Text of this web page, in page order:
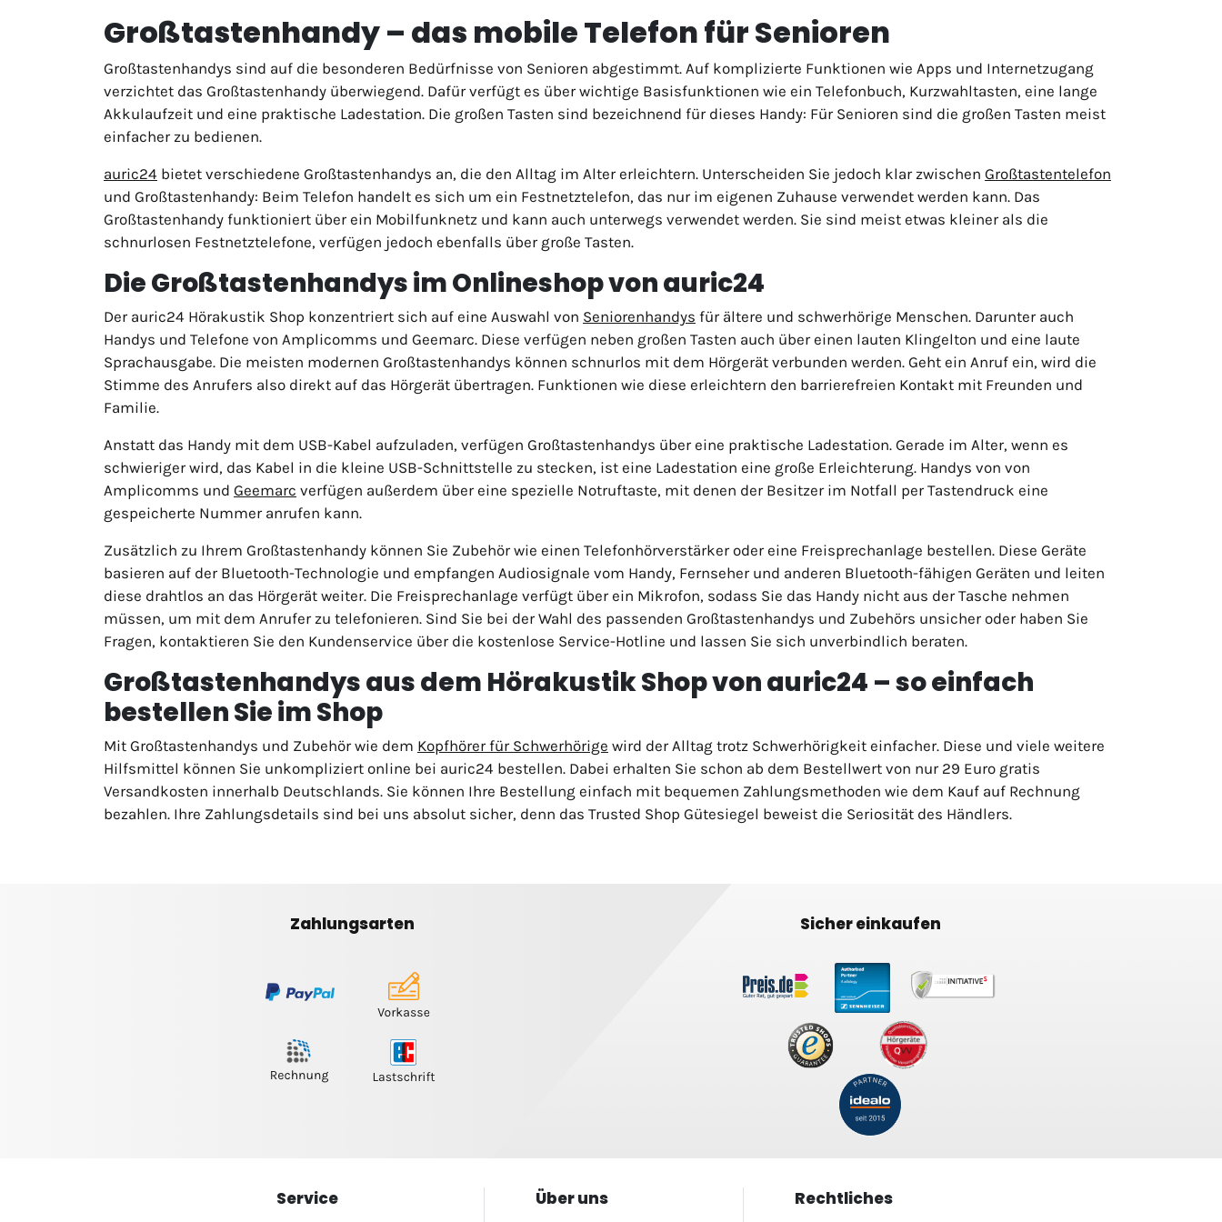
Großtastenhandy – das mobile Telefon für Senioren
Großtastenhandys sind auf die besonderen Bedürfnisse von Senioren abgestimmt. Auf komplizierte Funktionen wie Apps und Internetzugang
verzichtet das Großtastenhandy überwiegend. Dafür verfügt es über wichtige Basisfunktionen wie ein Telefonbuch, Kurzwahltasten, eine lange
Akkulaufzeit und eine praktische Ladestation. Die großen Tasten sind bezeichnend für dieses Handy: Für Senioren sind die großen Tasten meist
einfacher zu bedienen.
auric24 bietet verschiedene Großtastenhandys an, die den Alltag im Alter erleichtern. Unterscheiden Sie jedoch klar zwischen Großtastentelefon
und Großtastenhandy: Beim Telefon handelt es sich um ein Festnetztelefon, das nur im eigenen Zuhause verwendet werden kann. Das
Großtastenhandy funktioniert über ein Mobilfunknetz und kann auch unterwegs verwendet werden. Sie sind meist etwas kleiner als die
schnurlosen Festnetztelefone, verfügen jedoch ebenfalls über große Tasten.
Die Großtastenhandys im Onlineshop von auric24
Der auric24 Hörakustik Shop konzentriert sich auf eine Auswahl von Seniorenhandys für ältere und schwerhörige Menschen. Darunter auch
Handys und Telefone von Amplicomms und Geemarc. Diese verfügen neben großen Tasten auch über einen lauten Klingelton und eine laute
Sprachausgabe. Die meisten modernen Großtastenhandys können schnurlos mit dem Hörgerät verbunden werden. Geht ein Anruf ein, wird die
Stimme des Anrufers also direkt auf das Hörgerät übertragen. Funktionen wie diese erleichtern den barrierefreien Kontakt mit Freunden und
Familie.
Anstatt das Handy mit dem USB-Kabel aufzuladen, verfügen Großtastenhandys über eine praktische Ladestation. Gerade im Alter, wenn es
schwieriger wird, das Kabel in die kleine USB-Schnittstelle zu stecken, ist eine Ladestation eine große Erleichterung. Handys von von
Amplicomms und Geemarc verfügen außerdem über eine spezielle Notruftaste, mit denen der Besitzer im Notfall per Tastendruck eine
gespeicherte Nummer anrufen kann.
Zusätzlich zu Ihrem Großtastenhandy können Sie Zubehör wie einen Telefonhörverstärker oder eine Freisprechanlage bestellen. Diese Geräte
basieren auf der Bluetooth-Technologie und empfangen Audiosignale vom Handy, Fernseher und anderen Bluetooth-fähigen Geräten und leiten
diese drahtlos an das Hörgerät weiter. Die Freisprechanlage verfügt über ein Mikrofon, sodass Sie das Handy nicht aus der Tasche nehmen
müssen, um mit dem Anrufer zu telefonieren. Sind Sie bei der Wahl des passenden Großtastenhandys und Zubehörs unsicher oder haben Sie
Fragen, kontaktieren Sie den Kundenservice über die kostenlose Service-Hotline und lassen Sie sich unverbindlich beraten.
Großtastenhandys aus dem Hörakustik Shop von auric24 – so einfach
bestellen Sie im Shop
Mit Großtastenhandys und Zubehör wie dem Kopfhörer für Schwerhörige wird der Alltag trotz Schwerhörigkeit einfacher. Diese und viele weitere
Hilfsmittel können Sie unkompliziert online bei auric24 bestellen. Dabei erhalten Sie schon ab dem Bestellwert von nur 29 Euro gratis
Versandkosten innerhalb Deutschlands. Sie können Ihre Bestellung einfach mit bequemen Zahlungsmethoden wie dem Kauf auf Rechnung
bezahlen. Ihre Zahlungsdetails sind bei uns absolut sicher, denn das Trusted Shop Gütesiegel beweist die Seriosität des Händlers.
Zahlungsarten Sicher einkaufen
Service Über uns Rechtliches